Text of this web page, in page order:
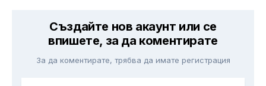
Създайте нов акаунт или се
впишете, за да коментирате
За да коментирате, трябва да имате регистрация